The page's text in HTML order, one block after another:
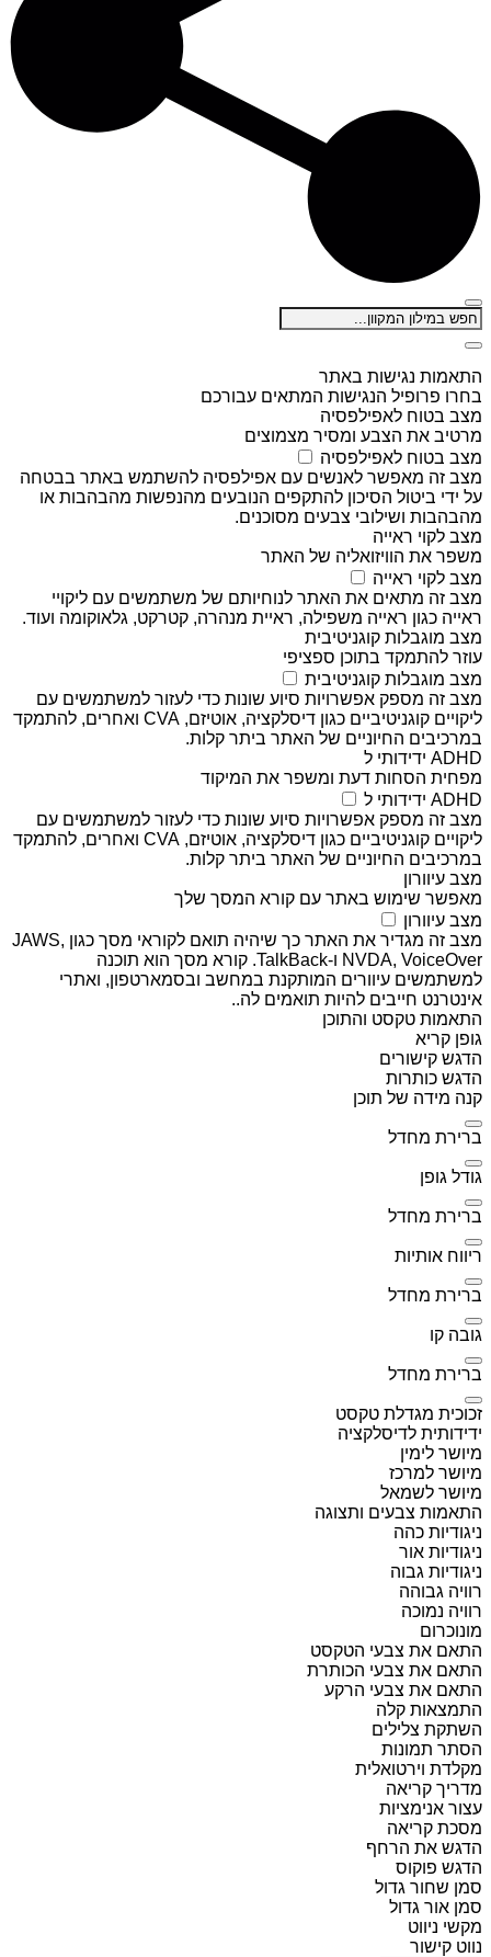
התאמות נגישות באתר
בחרו פרופיל הנגישות המתאים עבורכם
מצב בטוח לאפילפסיה
מרטיב את הצבע ומסיר מצמוצים
מצב בטוח לאפילפסיה
מצב זה מאפשר לאנשים עם אפילפסיה להשתמש באתר בבטחה
על ידי ביטול הסיכון להתקפים הנובעים מהנפשות מהבהבות או
מהבהבות ושילובי צבעים מסוכנים.
מצב לקוי ראייה
משפר את הוויזואליה של האתר
מצב לקוי ראייה
מצב זה מתאים את האתר לנוחיותם של משתמשים עם ליקויי
ראייה כגון ראייה משפילה, ראיית מנהרה, קטרקט, גלאוקומה ועוד.
מצב מוגבלות קוגניטיבית
עוזר להתמקד בתוכן ספציפי
מצב מוגבלות קוגניטיבית
מצב זה מספק אפשרויות סיוע שונות כדי לעזור למשתמשים עם
ליקויים קוגניטיביים כגון דיסלקציה, אוטיזם, CVA ואחרים, להתמקד
במרכיבים החיוניים של האתר ביתר קלות.
ADHD ידידותי ל
מפחית הסחות דעת ומשפר את המיקוד
ADHD ידידותי ל
מצב זה מספק אפשרויות סיוע שונות כדי לעזור למשתמשים עם
ליקויים קוגניטיביים כגון דיסלקציה, אוטיזם, CVA ואחרים, להתמקד
במרכיבים החיוניים של האתר ביתר קלות.
מצב עיוורון
מאפשר שימוש באתר עם קורא המסך שלך
מצב עיוורון
מצב זה מגדיר את האתר כך שיהיה תואם לקוראי מסך כגון JAWS,
NVDA, VoiceOver ו-TalkBack. קורא מסך הוא תוכנה
למשתמשים עיוורים המותקנת במחשב ובסמארטפון, ואתרי
אינטרנט חייבים להיות תואמים לה..
התאמות טקסט והתוכן
גופן קריא
הדגש קישורים
הדגש כותרות
קנה מידה של תוכן
ברירת מחדל
גודל גופן
ברירת מחדל
ריווח אותיות
ברירת מחדל
גובה קו
ברירת מחדל
זכוכית מגדלת טקסט
ידידותית לדיסלקציה
מיושר לימין
מיושר למרכז
מיושר לשמאל
התאמות צבעים ותצוגה
ניגודיות כהה
ניגודיות אור
ניגודיות גבוה
רוויה גבוהה
רוויה נמוכה
מונוכרום
התאם את צבעי הטקסט
התאם את צבעי הכותרת
התאם את צבעי הרקע
התמצאות קלה
השתקת צלילים
הסתר תמונות
מקלדת וירטואלית
מדריך קריאה
עצור אנימציות
מסכת קריאה
הדגש את הרחף
הדגש פוקוס
סמן שחור גדול
סמן אור גדול
מקשי ניווט
נווט קישור